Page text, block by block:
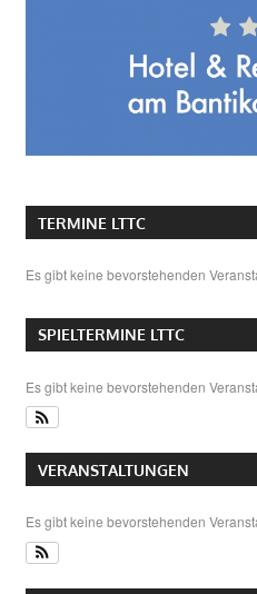
TERMINE LTTC
Es gibt keine bevorstehenden
SPIELTERMINE LTTC
Es gibt keine bevorstehenden
VERANSTALTUNGEN
Es gibt keine bevorstehenden